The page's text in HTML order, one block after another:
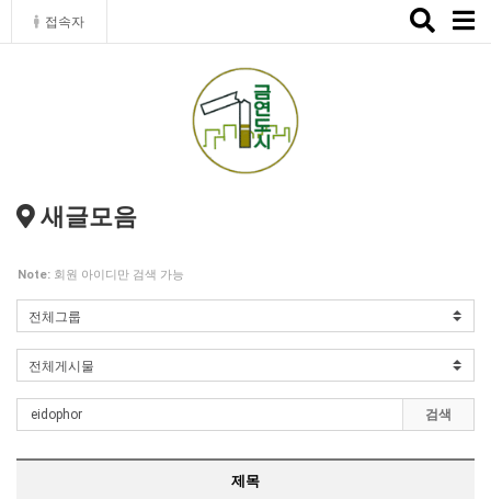
접속자
Toggle
새글모음
Note: 회원 아이디만 검색 가능
검색
제목